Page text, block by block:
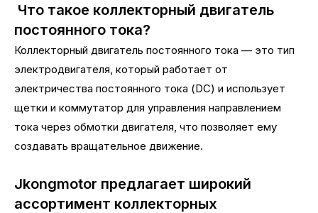
Что такое коллекторный двигатель
постоянного тока?
Коллекторный двигатель постоянного тока — это тип
электродвигателя, который работает от
электричества постоянного тока (DC) и использует
щетки и коммутатор для управления направлением
тока через обмотки двигателя, что позволяет ему
создавать вращательное движение.
Jkongmotor предлагает широкий
ассортимент коллекторных